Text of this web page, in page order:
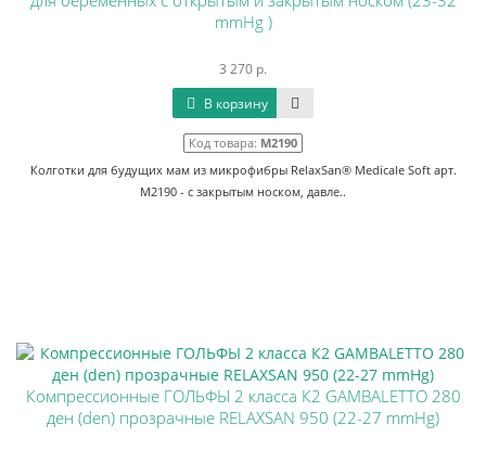
mmHg )
3 270 р.
В корзину
Код товара: М2190
Колготки для будущих мам из микрофибры RelaxSan® Medicale Soft арт.
M2190 - с закрытым носком, давле..
Компрессионные ГОЛЬФЫ 2 класса К2 GAMBALETTO 280
ден (den) прозрачные RELAXSAN 950 (22-27 mmHg)